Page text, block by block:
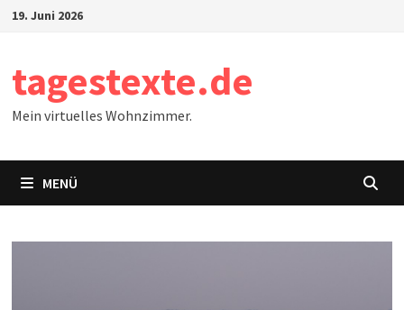
Zum19. Juni 2026
tagestexte.de
Mein virtuelles Wohnzimmer.
MENÜ